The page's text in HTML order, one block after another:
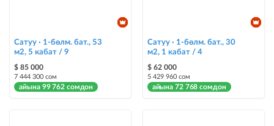
@house_kg Instagram аккаунтуна жана Telegram каналына жарыя
жайгаштыруу + Instagramдагы акы төлөнүүчү жарнама
Түс менен белгилөө
жарыялардын арасында башка түстө бөлүп көрсөтүлөт
Сатуу · 1-бөлм. бат., 53
м2, 5 кабат / 9
$ 85 000
7 444 300 сом
айына 99 762 сомдон
Сатуу · 1-бөлм. бат., 30
м2, 1 кабат / 4
$ 62 000
5 429 960 сом
айына 72 768 сомдон